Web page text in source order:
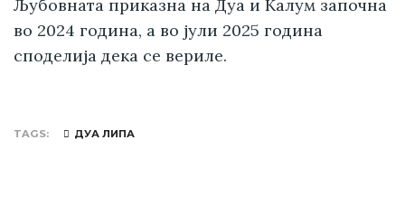
Љубовната приказна на Дуа и Калум започна
во 2024 година, а во јули 2025 година
споделија дека се вериле.
TAGS ДУА ЛИПА